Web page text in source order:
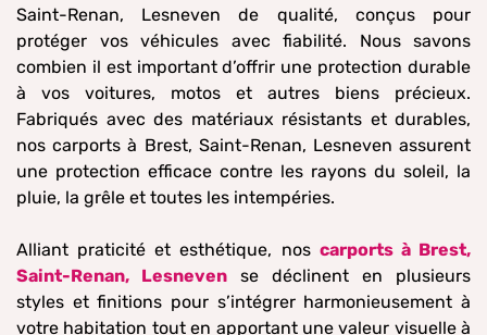
Saint-Renan, Lesneven de qualité, conçus pour
protéger vos véhicules avec fiabilité. Nous savons
combien il est important d’offrir une protection durable
à vos voitures, motos et autres biens précieux.
Fabriqués avec des matériaux résistants et durables,
nos carports à Brest, Saint-Renan, Lesneven assurent
une protection efficace contre les rayons du soleil, la
pluie, la grêle et toutes les intempéries.
Alliant praticité et esthétique, nos carports à Brest,
Saint-Renan, Lesneven se déclinent en plusieurs
styles et finitions pour s’intégrer harmonieusement à
votre habitation tout en apportant une valeur visuelle à